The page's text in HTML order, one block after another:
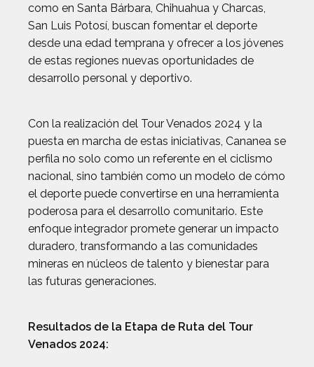
como en Santa Bárbara, Chihuahua y Charcas,
San Luis Potosí, buscan fomentar el deporte
desde una edad temprana y ofrecer a los jóvenes
de estas regiones nuevas oportunidades de
desarrollo personal y deportivo.
Con la realización del Tour Venados 2024 y la
puesta en marcha de estas iniciativas, Cananea se
perfila no solo como un referente en el ciclismo
nacional, sino también como un modelo de cómo
el deporte puede convertirse en una herramienta
poderosa para el desarrollo comunitario. Este
enfoque integrador promete generar un impacto
duradero, transformando a las comunidades
mineras en núcleos de talento y bienestar para
las futuras generaciones.
Resultados de la Etapa de Ruta del Tour
Venados 2024: